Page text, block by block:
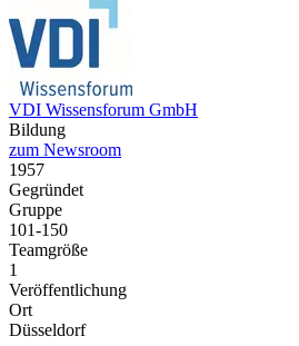
VDI Wissensforum GmbH
Bildung
zum Newsroom
1957
Gegründet
Gruppe
101-150
Teamgröße
1
Veröffentlichung
Ort
Düsseldorf